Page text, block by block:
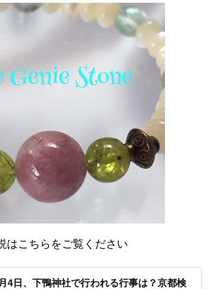
こちらをご覧ください
4日、下鴨神社で行われる行事は？京都検